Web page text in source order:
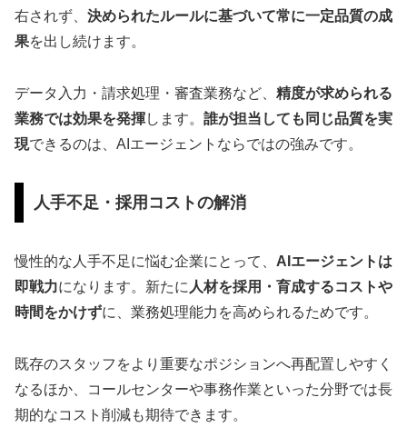
右されず、 決められたルールに基づいて常に一定品質の成
果を出し続けます。
データ入力・請求処理・審査業務など、 精度が求められる
業務では効果を発揮します。 誰が担当しても同じ品質を実
現できるのは、AIエージェントならではの強みです。
人手不足・採用コストの解消
慢性的な人手不足に悩む企業にとって、 AIエージェントは
即戦力になります。新たに 人材を採用・育成するコストや
時間をかけずに、業務処理能力を高められるためです。
既存のスタッフをより重要なポジションへ再配置しやすく
なるほか、コールセンターや事務作業といった分野では長
期的なコスト削減も期待できます。